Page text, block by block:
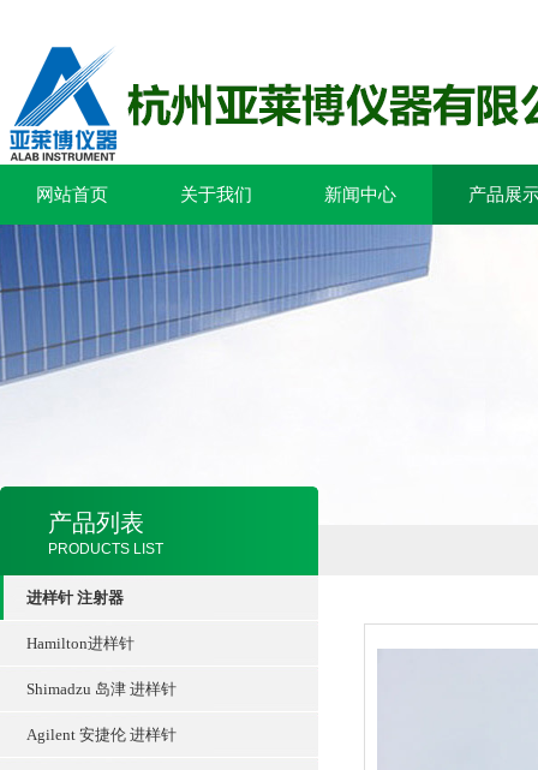
网站首页 关于我们 新闻中心 产品展
产品列表
PRODUCTS LIST
进样针 注射器
Hamilton进样针
Shimadzu 岛津 进样针
Agilent 安捷伦 进样针